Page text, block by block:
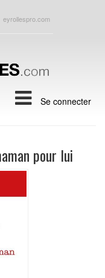
eyrollespro.com
Se connecter
pour lui